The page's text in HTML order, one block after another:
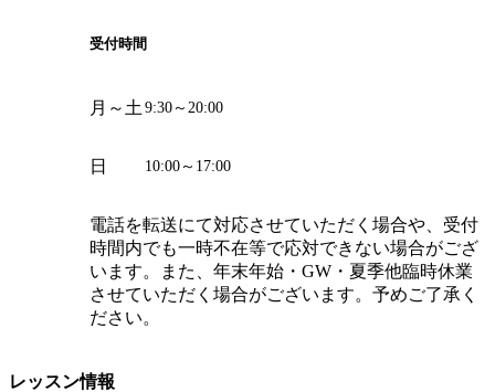
受付時間
月～土 9:30～20:00
日 10:00～17:00
電話を転送にて対応させていただく場合や、受付
時間内でも一時不在等で応対できない場合がござ
います。また、年末年始・GW・夏季他臨時休業
させていただく場合がございます。予めご了承く
ださい。
レッスン情報